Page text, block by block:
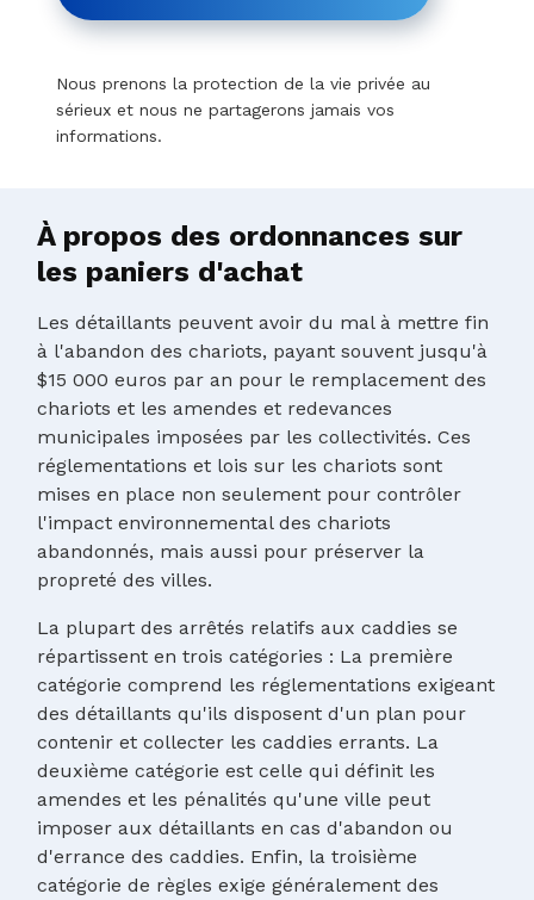
Nous prenons la protection de la vie privée au
sérieux et nous ne partagerons jamais vos
informations.
À propos des ordonnances sur
les paniers d'achat
Les détaillants peuvent avoir du mal à mettre fin
à l'abandon des chariots, payant souvent jusqu'à
$15 000 euros par an pour le remplacement des
chariots et les amendes et redevances
municipales imposées par les collectivités. Ces
réglementations et lois sur les chariots sont
mises en place non seulement pour contrôler
l'impact environnemental des chariots
abandonnés, mais aussi pour préserver la
propreté des villes.
La plupart des arrêtés relatifs aux caddies se
répartissent en trois catégories : La première
catégorie comprend les réglementations exigeant
des détaillants qu'ils disposent d'un plan pour
contenir et collecter les caddies errants. La
deuxième catégorie est celle qui définit les
amendes et les pénalités qu'une ville peut
imposer aux détaillants en cas d'abandon ou
d'errance des caddies. Enfin, la troisième
catégorie de règles exige généralement des